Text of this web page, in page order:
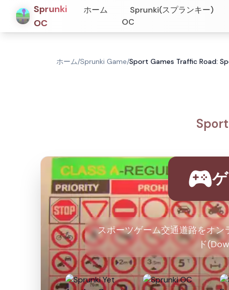
Sprunki
OC
ホーム
Sprunki(スプランキー)
OC
ホーム/Sprunki Game/Sport Games Traffic Road:
スポーツゲーム交通道路をオ
ド